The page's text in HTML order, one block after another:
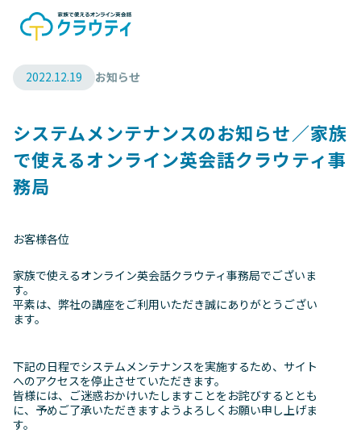
2022.12.19 お知らせ
システムメンテナンスのお知らせ／家族
で使えるオンライン英会話クラウティ事
務局
お客様各位
家族で使えるオンライン英会話クラウティ事務局でございま
す。
平素は、弊社の講座をご利用いただき誠にありがとうござい
ます。
下記の日程でシステムメンテナンスを実施するため、サイト
へのアクセスを停止させていただきます。
皆様には、ご迷惑おかけいたしますことをお詫びするととも
に、予めご了承いただきますようよろしくお願い申し上げま
す。